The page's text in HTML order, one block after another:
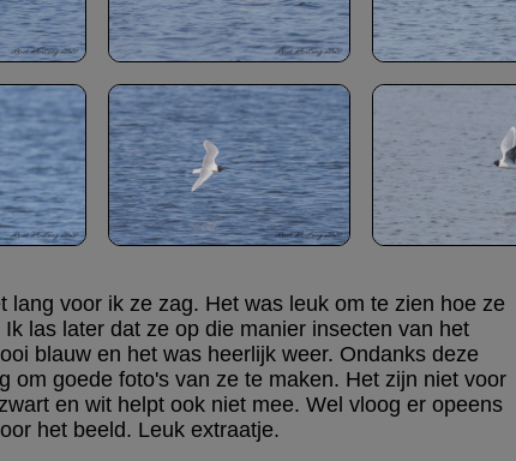
voor ik ze zag. Het was leuk om te zien hoe ze
las later dat ze op die manier insecten van het
blauw en het was heerlijk weer. Ondanks deze
om goede foto's van ze te maken. Het zijn niet voor
en wit helpt ook niet mee. Wel vloog er opeens
het beeld. Leuk extraatje.